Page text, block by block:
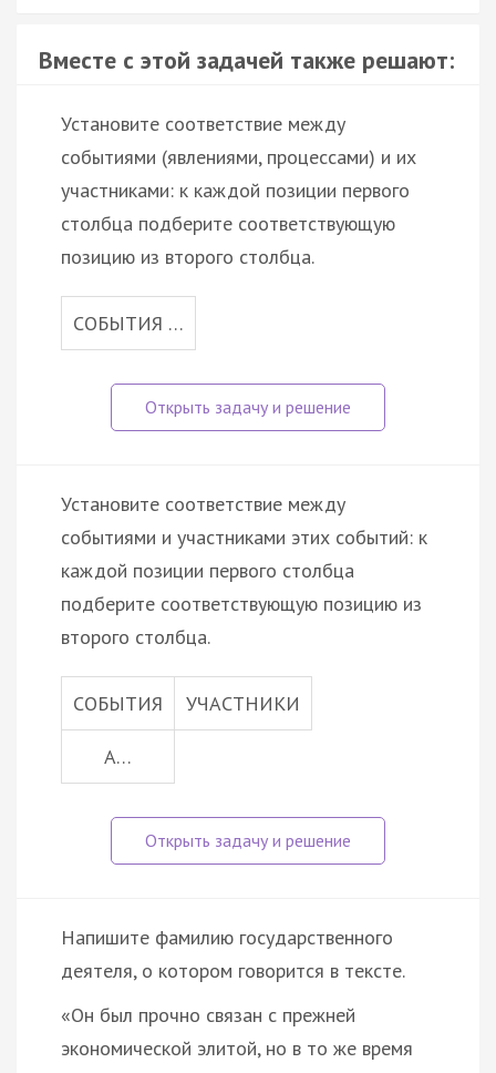
Вместе с этой задачей также решают:
Установите соответствие между
событиями (явлениями, процессами) и их
участниками: к каждой позиции первого
столбца подберите соответствующую
позицию из второго столбца.
СОБЫТИЯ …
Установите соответствие между
событиями и участниками этих событий: к
каждой позиции первого столбца
подберите соответствующую позицию из
второго столбца.
СОБЫТИЯ УЧАСТНИКИ
А…
Напишите фамилию государственного
деятеля, о котором говорится в тексте.
«Он был прочно связан с прежней
экономической элитой, но в то же время